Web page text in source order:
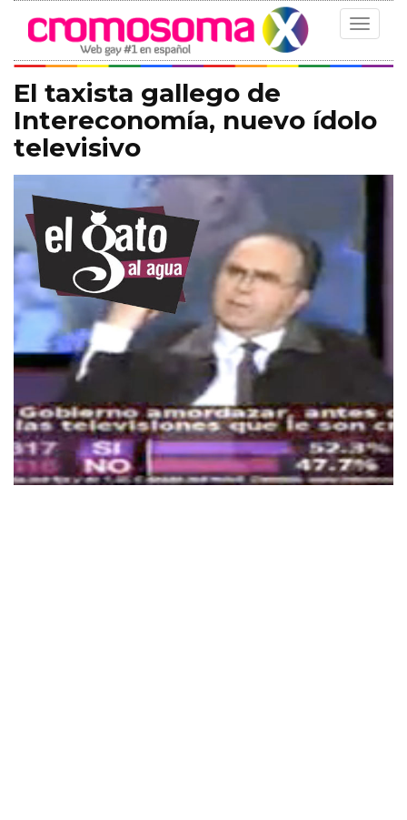
Toggle
El taxista gallego de
Intereconomía, nuevo ídolo
televisivo